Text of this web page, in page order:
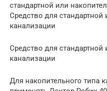
стандартной или
Средство для
канализации
Средство для
канализации
Для накопительного типа